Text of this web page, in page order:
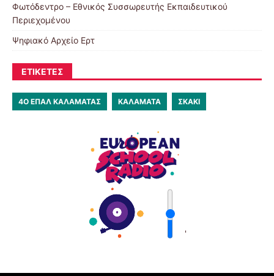
Φωτόδεντρο – Εθνικός Συσσωρευτής Εκπαιδευτικού
Περιεχομένου
Ψηφιακό Αρχείο Ερτ
ΕΤΙΚΈΤΕΣ
4Ο ΕΠΑΛ ΚΑΛΑΜΆΤΑΣ ΚΑΛΑΜΆΤΑ ΣΚΆΚΙ
'